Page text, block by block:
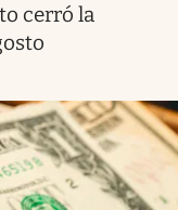
cerró la